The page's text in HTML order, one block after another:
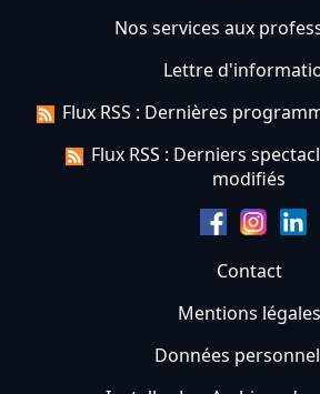
Nos services aux
Lettre
Flux RSS : Dernières
Flux RSS : Derniers
modifiés
Contact
Mentions légales
Données